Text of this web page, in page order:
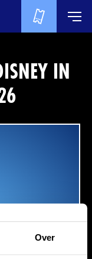
Over
IN